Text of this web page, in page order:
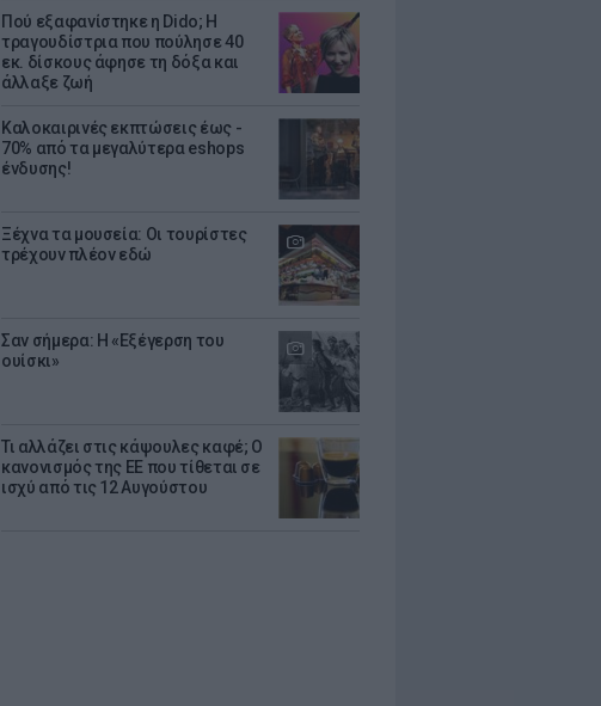
Πού εξαφανίστηκε η Dido; Η
τραγουδίστρια που πούλησε 40
εκ. δίσκους άφησε τη δόξα και
άλλαξε ζωή
Καλοκαιρινές εκπτώσεις έως -
70% από τα μεγαλύτερα eshops
ένδυσης!
Ξέχνα τα μουσεία: Οι τουρίστες
τρέχουν πλέον εδώ
Σαν σήμερα: Η «Εξέγερση του
ουίσκι»
Τι αλλάζει στις κάψουλες καφέ; Ο
κανονισμός της ΕΕ που τίθεται σε
ισχύ από τις 12 Αυγούστου